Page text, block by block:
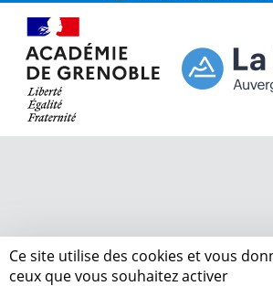
Ce site utilise des cookies et vous
ceux que vous souhaitez activer